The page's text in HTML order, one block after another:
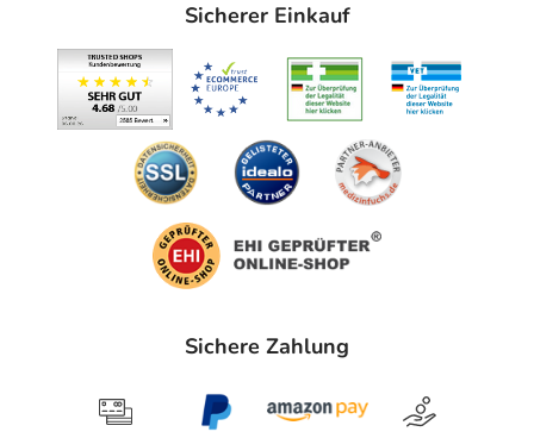
Sicherer Einkauf
Sichere Zahlung